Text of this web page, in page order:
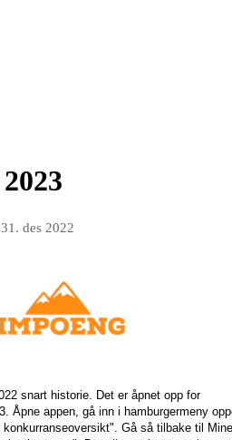
31. des 2022
snart historie. Det er åpnet opp for
Åpne appen, gå inn i hamburgermeny
Gå så tilbake til Mine